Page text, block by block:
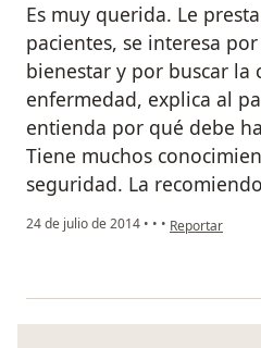
Es muy querida. Le
pacientes, se interesa
bienestar y por buscar la
enfermedad, explica al
entienda por qué debe
Tiene muchos
seguridad. La
24 de julio de 2014 • • • en opinión del
Reportar